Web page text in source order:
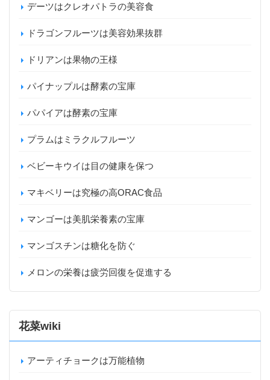
デーツはクレオパトラの美容食
ドラゴンフルーツは美容効果抜群
ドリアンは果物の王様
パイナップルは酵素の宝庫
パパイアは酵素の宝庫
プラムはミラクルフルーツ
ベビーキウイは目の健康を保つ
マキベリーは究極の高ORAC食品
マンゴーは美肌栄養素の宝庫
マンゴスチンは糖化を防ぐ
メロンの栄養は疲労回復を促進する
花菜wiki
アーティチョークは万能植物